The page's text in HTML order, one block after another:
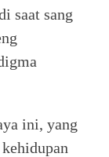
saat sang
ini, yang